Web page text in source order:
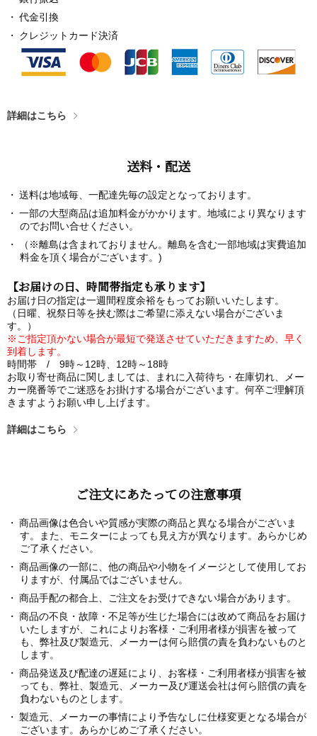
代金引換
クレジットカード決済
詳細はこちら
送料・配送
送料は地域毎、一配達先毎の設定となっております。
一部の大型商品は追加料金がかかります。地域により異なります
のでお問い合せください。
（※離島は含まれておりません。離島を含む一部地域は実費追加
料金を頂く場合がございます。)
【お届けの日、時間帯指定も承ります】
お届け日の指定は一週間程度余裕をもってお願いいたします。
（日曜、祝祭日等を挟む際はご希望に添えない場合がございま
す。）
※ご指定頂かない場合が最短で発送させていただきますため、早く
到着します。
時間帯 / 9時～12時、12時～18時
お取り寄せ商品に関しましては、まれに入荷待ち・在庫切れ、メー
カー廃番等でご迷惑をお掛けする場合がございます。何卒ご理解頂
きますようお願い申し上げます。
詳細はこちら
ご注文にあたっての注意事項
商品画像は色合いや質感が実際の商品と異なる場合がございま
す。また、モニターによっても見え方が異なります。あらかじめ
ご了承ください。
商品画像の一部に、他の商品や小物をイメージとして使用してお
りますが、付属品ではございません。
商品手配の都合上、ご注文をお受けできない場合があります。
商品の不良・故障・不足等が生じた場合には改めて商品をお届け
いたしますが、これによりお客様・ご利用者様が損害を被って
も、弊社及び製造元、メーカーは何ら賠償の責を負わないものと
します。
商品発送及び配達の遅延により、お客様・ご利用者様が損害を被
っても、弊社、製造元、メーカー及び運送会社は何ら賠償の責を
負わないものとします。
製造元、メーカーの事情により予告なしに仕様変更となる場合が
ございます。あらかじめご了承ください。